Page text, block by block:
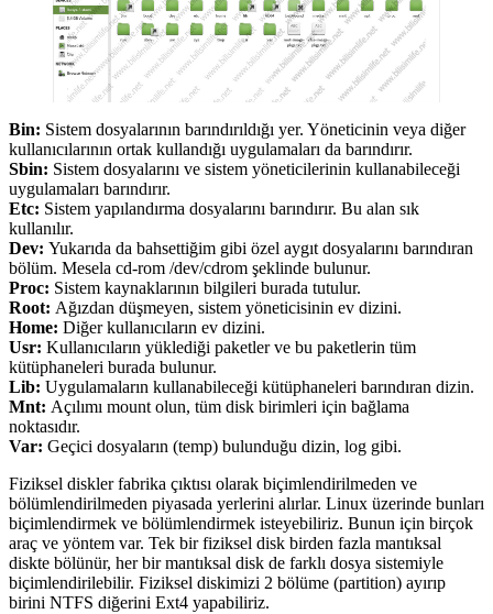
Bin: Sistem dosyalarının barındırıldığı yer. Yöneticinin veya diğer
kullanıcılarının ortak kullandığı uygulamaları da barındırır.
Sbin: Sistem dosyalarını ve sistem yöneticilerinin kullanabileceği
uygulamaları barındırır.
Etc: Sistem yapılandırma dosyalarını barındırır. Bu alan sık
kullanılır.
Dev: Yukarıda da bahsettiğim gibi özel aygıt dosyalarını barındıran
bölüm. Mesela cd-rom /dev/cdrom şeklinde bulunur.
Proc: Sistem kaynaklarının bilgileri burada tutulur.
Root: Ağızdan düşmeyen, sistem yöneticisinin ev dizini.
Home: Diğer kullanıcıların ev dizini.
Usr: Kullanıcıların yüklediği paketler ve bu paketlerin tüm
kütüphaneleri burada bulunur.
Lib: Uygulamaların kullanabileceği kütüphaneleri barındıran dizin.
Mnt: Açılımı mount olun, tüm disk birimleri için bağlama
noktasıdır.
Var: Geçici dosyaların (temp) bulunduğu dizin, log gibi.
Fiziksel diskler fabrika çıktısı olarak biçimlendirilmeden ve
bölümlendirilmeden piyasada yerlerini alırlar. Linux üzerinde bunları
biçimlendirmek ve bölümlendirmek isteyebiliriz. Bunun için birçok
araç ve yöntem var. Tek bir fiziksel disk birden fazla mantıksal
diskte bölünür, her bir mantıksal disk de farklı dosya sistemiyle
biçimlendirilebilir. Fiziksel diskimizi 2 bölüme (partition) ayırıp
birini NTFS diğerini Ext4 yapabiliriz.